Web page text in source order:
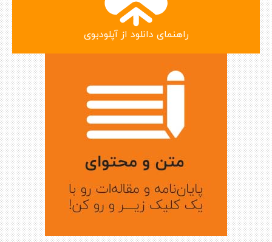
راهنمای دانلود از آپلودبوی